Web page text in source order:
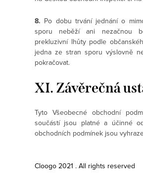
8. Po dobu trvání jednání o
sporu neběží ani nezačnou
prekluzivní lhůty podle
jedna ze stran sporu výslovně
pokračovat.
XI. Závěrečná
Tyto Všeobecné obchodní
součástí jsou platné a účinné
obchodních podmínek jsou
Cloogo 2021 . All rights reserved